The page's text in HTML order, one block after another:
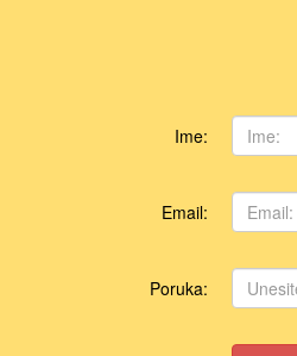
Ime:
Email:
Poruka: